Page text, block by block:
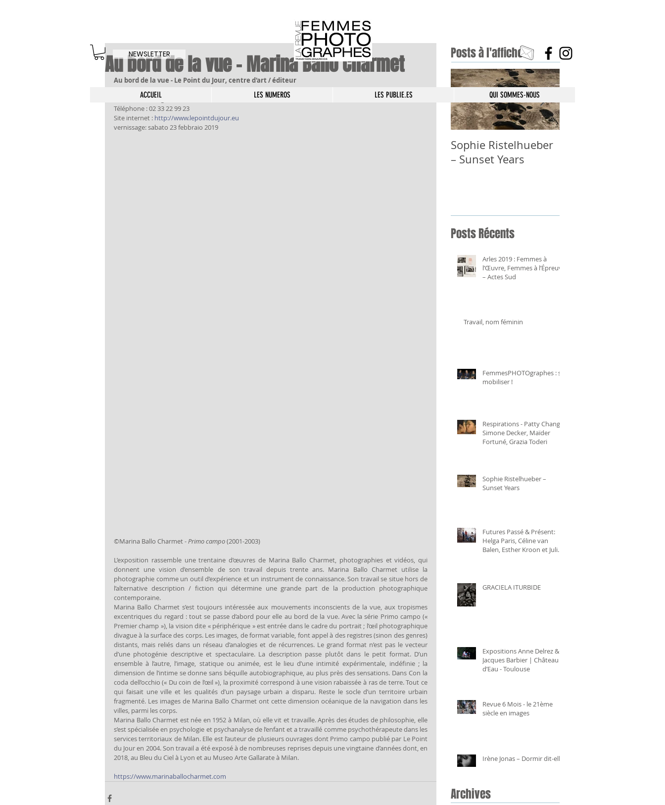
Au bord de la vue - Marina Ballo Charmet
Au bord de la vue - Le Point du Jour, centre d'art / éditeur
107 avenue de Paris
50100 Cherbourg
Téléphone : 02 33 22 99 23
Site internet : http://www.lepointdujour.eu
vernissage: sabato 23 febbraio 2019
©Marina Ballo Charmet - Primo campo (2001-2003)
L’exposition rassemble une trentaine d’œuvres de Marina Ballo Charmet, photographies et vidéos, qui
donnent une vision d’ensemble de son travail depuis trente ans. Marina Ballo Charmet utilise la
photographie comme un outil d’expérience et un instrument de connaissance. Son travail se situe hors de
l’alternative description / fiction qui détermine une grande part de la production photographique
contemporaine.
Marina Ballo Charmet s’est toujours intéressée aux mouvements inconscients de la vue, aux tropismes
excentriques du regard : tout se passe d’abord pour elle au bord de la vue. Avec la série Primo campo («
Premier champ »), la vision dite « périphérique » est entrée dans le cadre du portrait ; l’œil photographique
divague à la surface des corps. Les images, de format variable, font appel à des registres (sinon des genres)
distants, mais reliés dans un réseau d’analogies et de récurrences. Le grand format n’est pas le vecteur
d’une photogénie descriptive et spectaculaire. La description passe plutôt dans le petit format. D’un
ensemble à l’autre, l’image, statique ou animée, est le lieu d’une intimité expérimentale, indéfinie ; la
dimension de l’intime se donne sans béquille autobiographique, au plus près des sensations. Dans Con la
coda dell’occhio (« Du coin de l’œil »), la proximité correspond à une vision rabaissée à ras de terre. Tout ce
qui faisait une ville et les qualités d’un paysage urbain a disparu. Reste le socle d’un territoire urbain
fragmenté. Les images de Marina Ballo Charmet ont cette dimension océanique de la navigation dans les
villes, parmi les corps.
Marina Ballo Charmet est née en 1952 à Milan, où elle vit et travaille. Après des études de philosophie, elle
s’est spécialisée en psychologie et psychanalyse de l’enfant et a travaillé comme psychothérapeute dans les
services territoriaux de Milan. Elle est l’auteur de plusieurs ouvrages dont Primo campo publié par Le Point
du Jour en 2004. Son travail a été exposé à de nombreuses reprises depuis une vingtaine d’années dont, en
2018, au Bleu du Ciel à Lyon et au Museo Arte Gallarate à Milan.
https://www.marinaballocharmet.com
Posts à l'affiche
Sophie Ristelhueber
– Sunset Years
Posts Récents
Arles 2019 : Femmes à
l’Œuvre, Femmes à l’Épreuve
– Actes Sud
Travail, nom féminin
FemmesPHOTOgraphes : se
mobiliser !
Respirations - Patty Chang,
Simone Decker, Maïder
Fortuné, Grazia Toderi
Sophie Ristelhueber –
Sunset Years
Futures Passé & Présent:
Helga Paris, Céline van
Balen, Esther Kroon et Julie
GRACIELA ITURBIDE
Expositions Anne Delrez &
Jacques Barbier | Château
d’Eau - Toulouse
Revue 6 Mois - le 21ème
siècle en images
Irène Jonas – Dormir dit-elle
Archives
ACCUEIL LES NUMEROS LES PUBLIE.ES QUI SOMMES-NOUS
NEWSLETTER